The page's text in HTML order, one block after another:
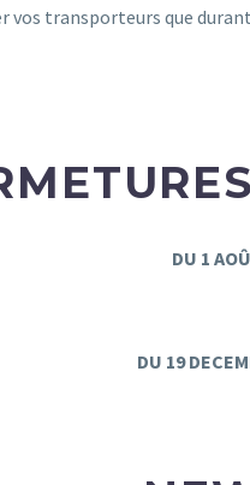
vos transporteurs que
DU 1
DU 19